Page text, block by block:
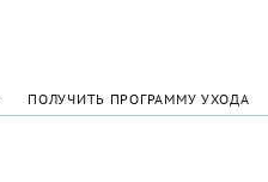
ПОЛУЧИТЬ ПРОГРАММУ УХОДА